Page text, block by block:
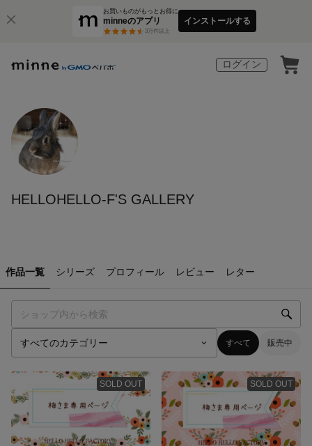
お買いものがもっとお得に
minneのアプリ
3万件以上
インストールする
ログイン
HELLOHELLO-F'S GALLERY
作品一覧 シリーズ プロフィール レビュー レター
すべて 販売中
SOLD OUT SOLD OUT